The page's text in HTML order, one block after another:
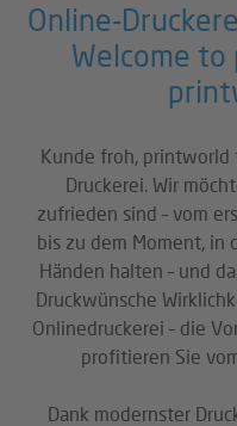
Online-
Welcome
Kunde froh, printworld
Druckerei. Wir
zufrieden sind – vom
bis zu dem Moment, in
Händen halten – und
Druckwünsche
Onlinedruckerei – die
profitieren Sie
Dank modernster